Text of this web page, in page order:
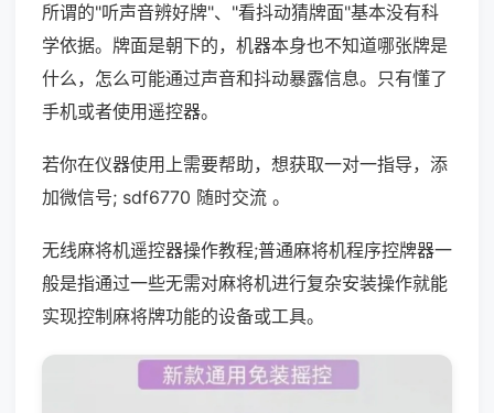
所谓的"听声音辨好牌"、"看抖动猜牌面"基本没有科
学依据。牌面是朝下的，机器本身也不知道哪张牌是
什么，怎么可能通过声音和抖动暴露信息。只有懂了
手机或者使用遥控器。
若你在仪器使用上需要帮助，想获取一对一指导，添
加微信号; sdf6770 随时交流 。
无线麻将机遥控器操作教程;普通麻将机程序控牌器一
般是指通过一些无需对麻将机进行复杂安装操作就能
实现控制麻将牌功能的设备或工具。